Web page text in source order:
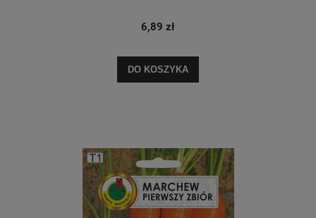
6,89 zł
DO KOSZYKA